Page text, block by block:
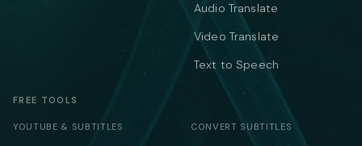
Audio Translate
Video Translate
Text to Speech
FREE TOOLS
YOUTUBE & SUBTITLES CONVERT SUBTITLES